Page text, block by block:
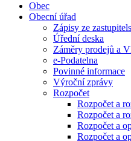
Obec
Obecní úřad
Zápisy ze
Úřední deska
Záměry prodejů a
e-Podatelna
Povinné informace
Výroční zprávy
Rozpočet
Rozpočet a
Rozpočet a
Rozpočet a
Rozpočet a